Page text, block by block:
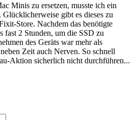
Minis zu ersetzen, musste ich ein
gibt es dieses zu
Store. Nachdem das benötigte
fast 2 Stunden, um die SSD zu
des Geräts war mehr als
Zeit auch Nerven. So schnell
Aktion sicherlich nicht durchführen...